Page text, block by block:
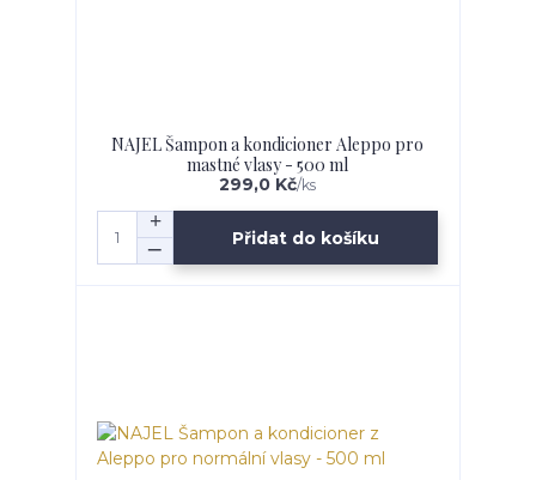
NAJEL Šampon a kondicioner Aleppo pro
mastné vlasy - 500 ml
299,0 Kč/ks
Přidat do košíku